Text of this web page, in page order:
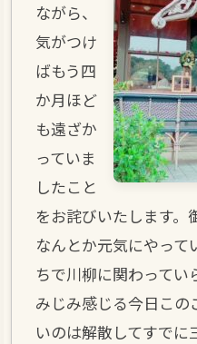
ながら、
気がつけ
ばもう四
か月ほど
も遠ざか
っていま
したこと
をお詫びいたします。
なんとか元気にやって
ちで川柳に関わってい
みじみ感じる今日この
いのは解散してすでに